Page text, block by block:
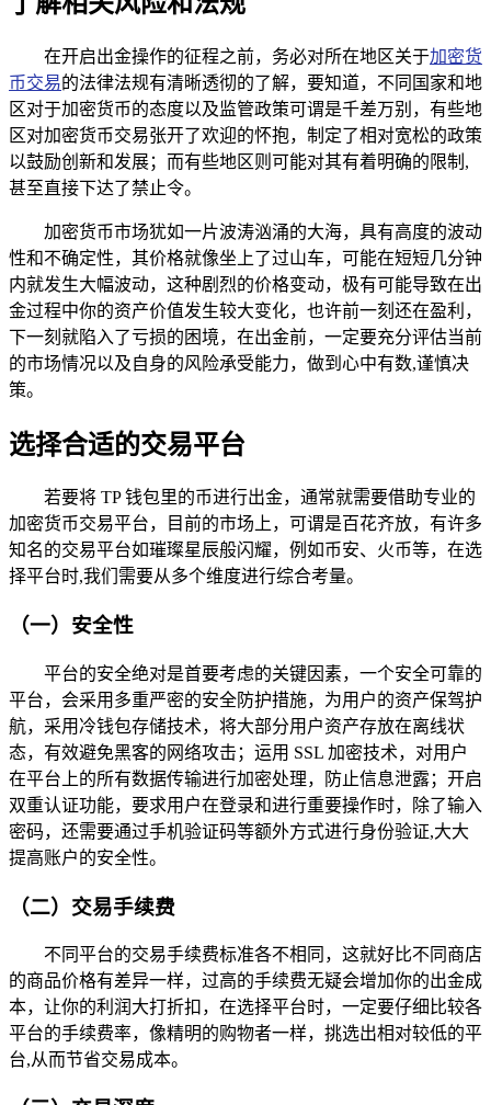
在开启出金操作的征程之前，务必对所在地区关于加密货
币交易的法律法规有清晰透彻的了解，要知道，不同国家和地
区对于加密货币的态度以及监管政策可谓是千差万别，有些地
区对加密货币交易张开了欢迎的怀抱，制定了相对宽松的政策
以鼓励创新和发展；而有些地区则可能对其有着明确的限制,
甚至直接下达了禁止令。
加密货币市场犹如一片波涛汹涌的大海，具有高度的波动
性和不确定性，其价格就像坐上了过山车，可能在短短几分钟
内就发生大幅波动，这种剧烈的价格变动，极有可能导致在出
金过程中你的资产价值发生较大变化，也许前一刻还在盈利，
下一刻就陷入了亏损的困境，在出金前，一定要充分评估当前
的市场情况以及自身的风险承受能力，做到心中有数,谨慎决
策。
选择合适的交易平台
若要将 TP 钱包里的币进行出金，通常就需要借助专业的
加密货币交易平台，目前的市场上，可谓是百花齐放，有许多
知名的交易平台如璀璨星辰般闪耀，例如币安、火币等，在选
择平台时,我们需要从多个维度进行综合考量。
（一）安全性
平台的安全绝对是首要考虑的关键因素，一个安全可靠的
平台，会采用多重严密的安全防护措施，为用户的资产保驾护
航，采用冷钱包存储技术，将大部分用户资产存放在离线状
态，有效避免黑客的网络攻击；运用 SSL 加密技术，对用户
在平台上的所有数据传输进行加密处理，防止信息泄露；开启
双重认证功能，要求用户在登录和进行重要操作时，除了输入
密码，还需要通过手机验证码等额外方式进行身份验证,大大
提高账户的安全性。
（二）交易手续费
不同平台的交易手续费标准各不相同，这就好比不同商店
的商品价格有差异一样，过高的手续费无疑会增加你的出金成
本，让你的利润大打折扣，在选择平台时，一定要仔细比较各
平台的手续费率，像精明的购物者一样，挑选出相对较低的平
台,从而节省交易成本。